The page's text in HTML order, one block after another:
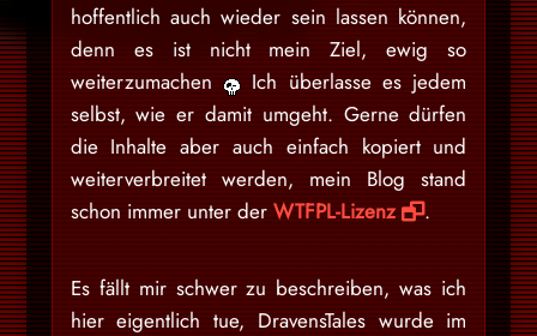
hoffentlich auch wieder sein lassen können,
denn es ist nicht mein Ziel, ewig so
weiterzumachen
Ich überlasse es jedem
selbst, wie er damit umgeht. Gerne dürfen
die Inhalte aber auch einfach kopiert und
weiterverbreitet werden, mein Blog stand
schon immer unter der WTFPL-Lizenz .
Es fällt mir schwer zu beschreiben, was ich
hier eigentlich tue, DravensTales wurde im